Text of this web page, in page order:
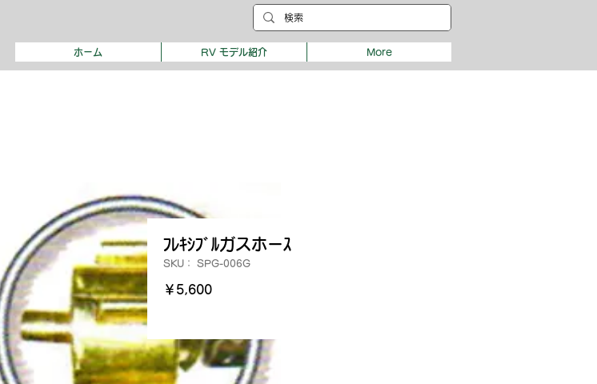
ホーム RV モデル紹介 More
ﾌﾚｷｼﾌﾞﾙガスホーｽ
SKU： SPG-006G
￥5,600価